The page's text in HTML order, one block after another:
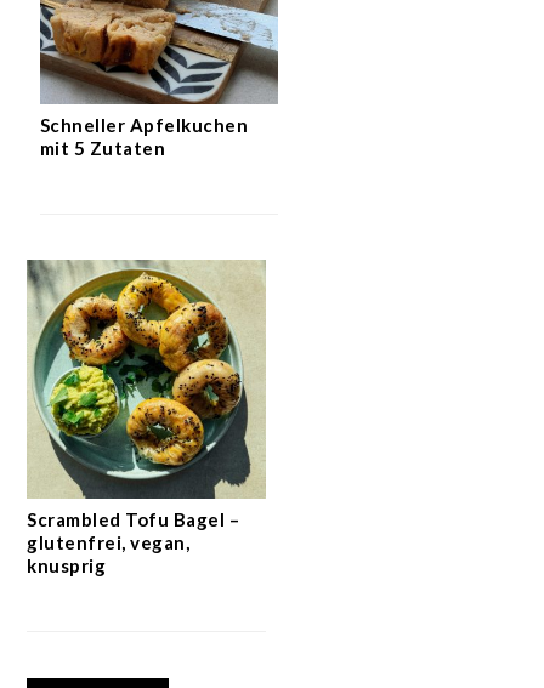
Schneller Apfelkuchen
mit 5 Zutaten
Scrambled Tofu Bagel –
glutenfrei, vegan,
knusprig